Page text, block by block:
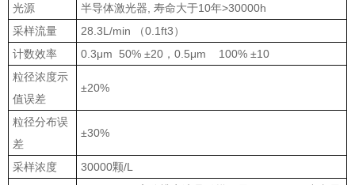
光源
半导体激光器, 寿命大于10年>30000h
采样流量
28.3L/min （0.1ft3）
计数效率
0.3μm 50% ±20，0.5μm 100% ±10
粒径浓度示
值误差
±20%
粒径分布误
差
±30%
采样浓度 30000颗/L